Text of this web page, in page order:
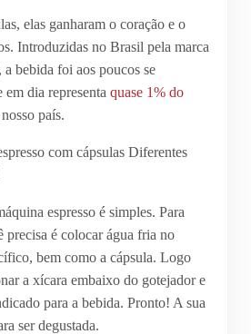
elas ganharam o coração e o
Introduzidas no Brasil pela marca
bebida foi aos poucos se
dia representa quase 1% do
país.
espresso é simples. Para
precisa é colocar água fria no
bem como a cápsula. Logo
a xícara embaixo do gotejador e
para a bebida. Pronto! A sua
ser degustada.